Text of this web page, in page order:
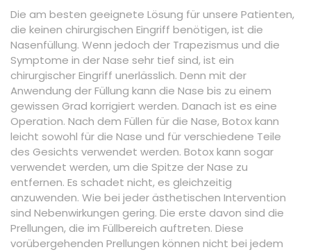
Die am besten geeignete Lösung für unsere Patienten,
die keinen chirurgischen Eingriff benötigen, ist die
Nasenfüllung. Wenn jedoch der Trapezismus und die
Symptome in der Nase sehr tief sind, ist ein
chirurgischer Eingriff unerlässlich. Denn mit der
Anwendung der Füllung kann die Nase bis zu einem
gewissen Grad korrigiert werden. Danach ist es eine
Operation. Nach dem Füllen für die Nase, Botox kann
leicht sowohl für die Nase und für verschiedene Teile
des Gesichts verwendet werden. Botox kann sogar
verwendet werden, um die Spitze der Nase zu
entfernen. Es schadet nicht, es gleichzeitig
anzuwenden. Wie bei jeder ästhetischen Intervention
sind Nebenwirkungen gering. Die erste davon sind die
Prellungen, die im Füllbereich auftreten. Diese
vorübergehenden Prellungen können nicht bei jedem